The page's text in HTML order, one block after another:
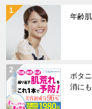
年齢
ボタ
消に